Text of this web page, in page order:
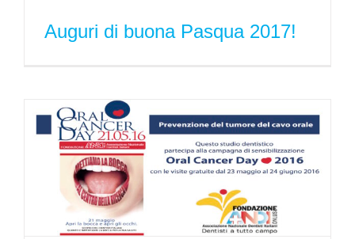
Auguri di buona Pasqua 2017!